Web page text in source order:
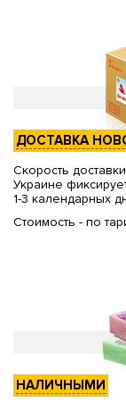
ДОСТАВКА
Скорость
Украине
1-3 календарных
Стоимость - по
НАЛИЧНЫМИ